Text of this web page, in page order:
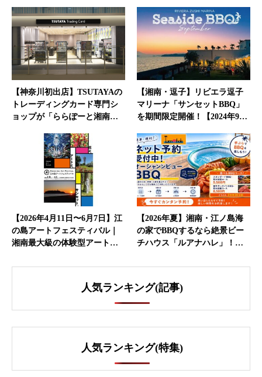
【神奈川初出店】TSUTAYAの
トレーディングカード専門シ
ョップが「ららぽーと湘南…
【湘南・逗子】リビエラ逗子
マリーナ「サンセットBBQ」
を期間限定開催！【2024年9…
【2026年4月11日〜6月7日】江
の島アートフェスティバル｜
湘南最大級の体験型アート…
【2026年夏】湘南・江ノ島海
の家でBBQするなら絶景ビー
チハウス「ルアナハレ」！…
人気ランキング(記事)
人気ランキング(特集)